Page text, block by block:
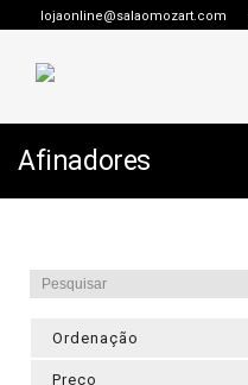
lojaonline@salaomozart.com
Afinadores
Ordenação
Preço